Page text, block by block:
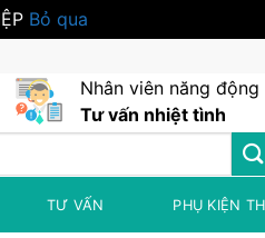
Bỏ qua
Nhân viên năng động
Tư vấn nhiệt tình
TƯ VẤN PHỤ KIỆN